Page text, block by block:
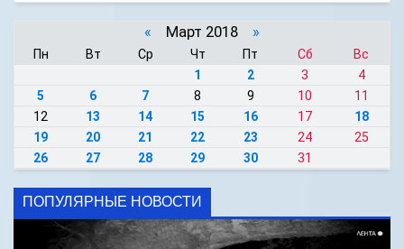
« Март 2018 »
Пн Вт Ср Чт Пт Сб
Вс
1
2 3
4
5
6 7 8 9 10
11
12
13 14 15 16 17
18
19
20 21 22 23 24
25
26
27 28 29 30 31
ПОПУЛЯРНЫЕ НОВОСТИ